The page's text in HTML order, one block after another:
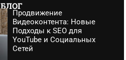
БЛОГ
Продвижение
Видеоконтента: Новые
Подходы к SEO для
YouTube и Социальных
Сетей